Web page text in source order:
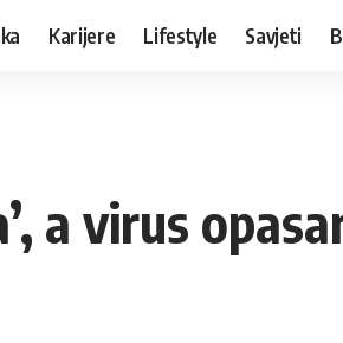
Karijere Lifestyle Savjeti
a virus